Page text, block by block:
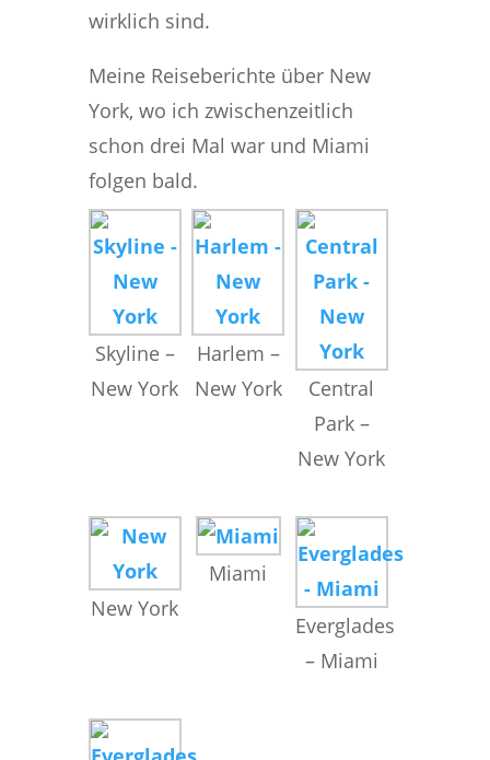
wirklich sind.
Meine Reiseberichte über New
York, wo ich zwischenzeitlich
schon drei Mal war und Miami
folgen bald.
Skyline –
New York
Harlem –
New York
Central
Park –
New York
New York
Miami
Everglades
– Miami